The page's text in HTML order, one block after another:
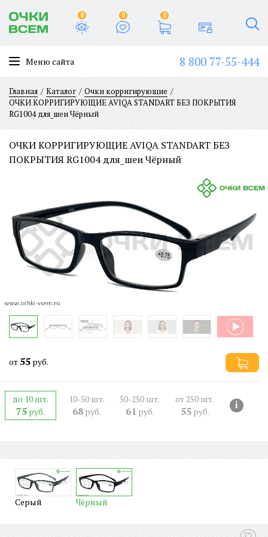
0 0 0
Меню сайта 8 800 77-55-444
Главная Каталог
Очки корригирующие
ОЧКИ КОРРИГИРУЮЩИЕ AVIQA STANDART БЕЗ ПОКРЫТИЯ
RG1004 для_шеи Чёрный
ОЧКИ КОРРИГИРУЮЩИЕ AVIQA STANDART БЕЗ
ПОКРЫТИЯ RG1004 для_шеи Чёрный
от 55 руб.
до 10 шт.
75руб.
10-50 шт.
68руб.
50-250 шт.
61 руб.
от 250 шт.
55руб.
i
Серый Чёрный